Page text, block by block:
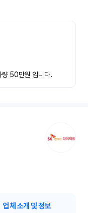
량 50만원 입니다.
업체 소개 및 정보